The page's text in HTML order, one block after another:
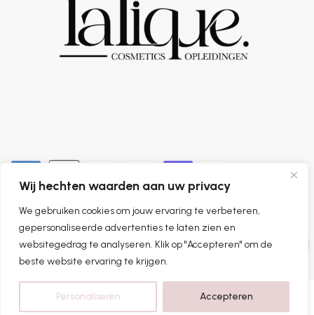
Wij hechten waarden aan uw privacy
We gebruiken cookies om jouw ervaring te verbeteren,
gepersonaliseerde advertenties te laten zien en
websitegedrag te analyseren. Klik op "Accepteren" om de
beste website ervaring te krijgen.
Personaliseren Accepteren
Home Categorieën Shop Account